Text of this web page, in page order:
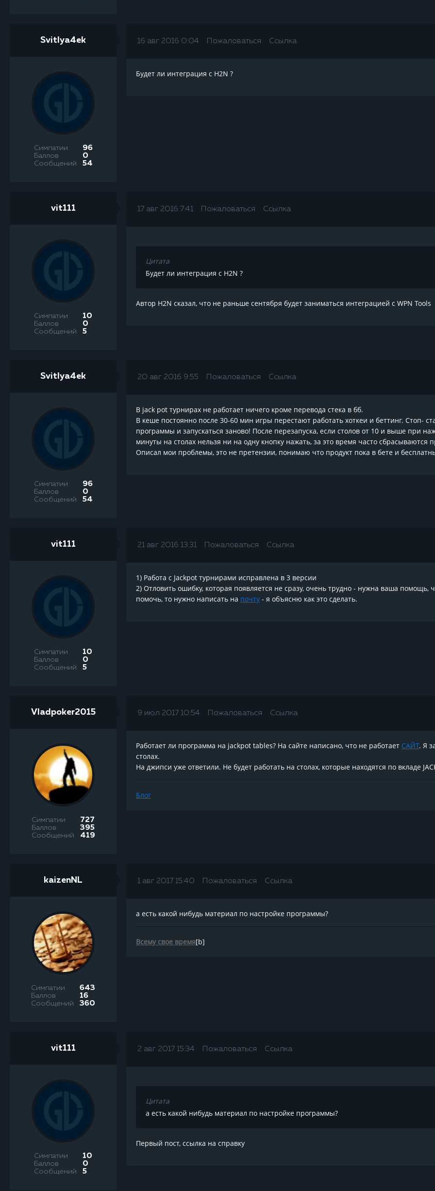
Svitlya4ek
Симпатии 96
Баллов 0
Сообщений 54
16 авг 2016 0:04 Пожаловаться Ссылка
Будет ли интеграция с H2N ?
vit111
Симпатии 10
Баллов 0
Сообщений 5
17 авг 2016 7:41 Пожаловаться Ссылка
Цитата
Будет ли интеграция с H2N ?
Автор H2N сказал, что не раньше сентября будет заниматься интеграцией с WPN Tools
Svitlya4ek
Симпатии 96
Баллов 0
Сообщений 54
20 авг 2016 9:55 Пожаловаться Ссылка
В jack pot турнирах не работает ничего кроме перевода стека в бб.
В кеше постоянно после 30-60 мин игры перестают работать хоткеи и беттинг. Стоп-
программы и запускаться заново! После перезапуска, если столов от 10 и выше при
минуты на столах нельзя ни на одну кнопку нажать, за это время часто сбрасываются
Описал мои проблемы, это не претензии, понимаю что продукт пока в бете и
vit111
Симпатии 10
Баллов 0
Сообщений 5
21 авг 2016 13:31 Пожаловаться Ссылка
1) Работа с Jackpot турнирами исправлена в 3 версии
2) Отловить ошибку, которая появляется не сразу, очень трудно - нужна ваша
помочь, то нужно написать на почту - я объясню как это сделать.
Vladpoker2015
Симпатии 727
Баллов 395
Сообщений 419
9 июл 2017 10:54 Пожаловаться Ссылка
Работает ли программа на jackpot tables? На сайте написано, что не работает САЙТ. Я
столах.
На джипси уже ответили. Не будет работать на столах, которые находятся по вкладе
Блог
kaizenNL
Симпатии 643
Баллов 16
Сообщений 360
1 авг 2017 15:40 Пожаловаться Ссылка
а есть какой нибудь материал по настройке программы?
Всему свое время[b]
vit111
Симпатии 10
Баллов 0
Сообщений 5
2 авг 2017 15:34 Пожаловаться Ссылка
Цитата
а есть какой нибудь материал по настройке программы?
Первый пост, ссылка на справку